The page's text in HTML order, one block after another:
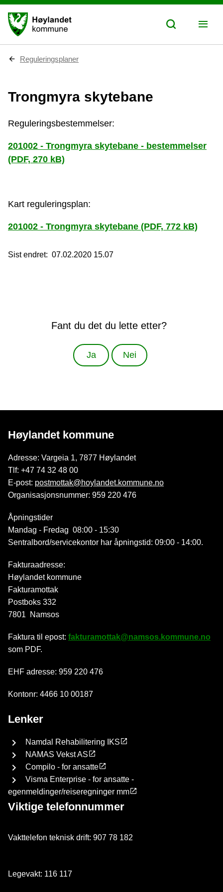
D
h
e
:
Reguleringsplaner
Trongmyra skytebane
Reguleringsbestemmelser:
201002 - Trongmyra skytebane - bestemmelser
(PDF, 270 kB)
Kart reguleringsplan:
201002 - Trongmyra skytebane (PDF, 772 kB)
Sist endret 07.02.2020 15.07
Fant du det du lette etter?
Ja Nei
Høylandet kommune
Adresse: Vargeia 1, 7877 Høylandet
Tlf: +47 74 32 48 00
E-post: postmottak@hoylandet.kommune.no
Organisasjonsnummer: 959 220 476
Åpningstider
Mandag - Fredag 08:00 - 15:30
Sentralbord/servicekontor har åpningstid: 09:00 - 14:00.
Fakturaadresse:
Høylandet kommune
Fakturamottak
Postboks 332
7801 Namsos
Faktura til epost: fakturamottak@namsos.kommune.no
som PDF.
EHF adresse: 959 220 476
Kontonr: 4466 10 00187
Lenker
Namdal Rehabilitering IKS
NAMAS Vekst AS
Compilo - for ansatte
Visma Enterprise - for ansatte -
egenmeldinger/reiseregninger mm
Viktige telefonnummer
Vakttelefon teknisk drift: 907 78 182
Legevakt: 116 117